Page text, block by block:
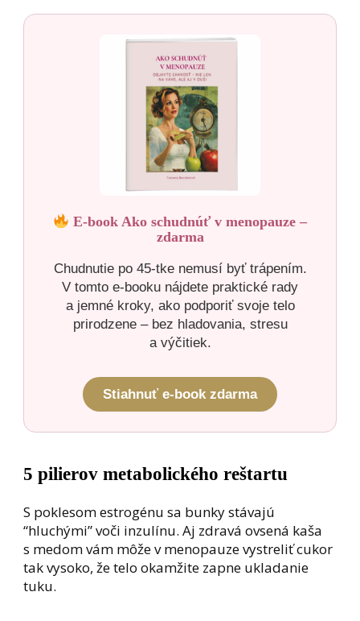
E-book Ako schudnúť v menopauze –
zdarma
Chudnutie po 45-tke nemusí byť trápením.
V tomto e-booku nájdete praktické rady
a jemné kroky, ako podporiť svoje telo
prirodzene – bez hladovania, stresu
a výčitiek.
Stiahnuť e-book zdarma
5 pilierov metabolického reštartu
S poklesom estrogénu sa bunky stávajú
“hluchými” voči inzulínu. Aj zdravá ovsená kaša
s medom vám môže v menopauze vystreliť cukor
tak vysoko, že telo okamžite zapne ukladanie
tuku.